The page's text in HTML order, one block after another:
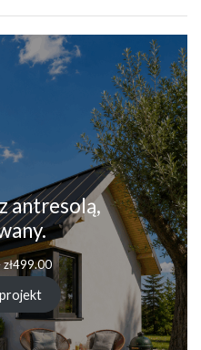
antresolą,
zł499.00Zakres
cen:
od
zł249.00
do
zł499.00